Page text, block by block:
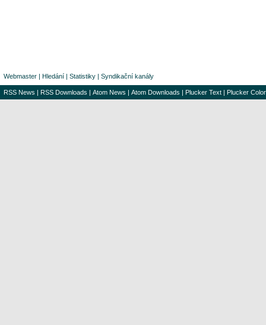
Webmaster | Hledání | Statistiky | Syndikační kanály
RSS News | RSS Downloads | Atom News | Atom Downloads | Plucker Text | Plucker Color